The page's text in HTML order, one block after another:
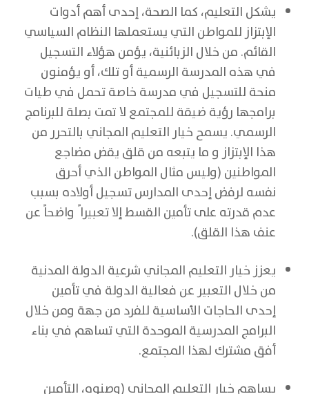
يشكل التعليم، كما الصحة، إحدى أهم أدوات
الإبتزاز للمواطن التي يستعملها النظام السياسي
القائم. من خلال الزبائنية، يؤمن هؤلاء التسجيل
في هذه المدرسة الرسمية أو تلك، أو يؤمنون
منحة للتسجيل في مدرسة خاصة تحمل في طيات
برامجها رؤية ضيقة للمجتمع لا تمت بصلة للبرنامج
الرسمي. يسمح خيار التعليم المجاني بالتحرر من
هذا الإبتزاز و ما يتبعه من قلق يقض مضاجع
المواطنين (وليس مثال المواطن الذي أحرق
نفسه لرفض إحدى المدارس تسجيل أولاده بسبب
عدم قدرته على تأمين القسط إلا تعبيرا ً واضحاً عن
عنف هذا القلق).
يعزز خيار التعليم المجاني شرعية الدولة المدنية
من خلال التعبير عن فعالية الدولة في تأمين
إحدى الحاجات الأساسية للفرد من جهة ومن خلال
البرامج المدرسية الموحدة التي تساهم في بناء
أفق مشترك لهذا المجتمع.
يساهم خيار التعليم المجاني (وصنوه، التأمين